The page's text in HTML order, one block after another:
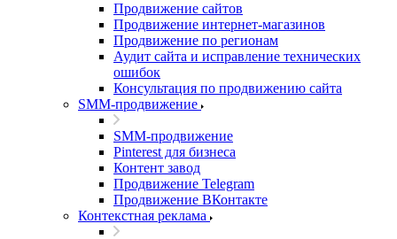
Продвижение сайтов
Продвижение интернет-магазинов
Продвижение по регионам
Аудит сайта и исправление технических
ошибок
Консультация по продвижению сайта
SMM-продвижение
SMM-продвижение
Pinterest для бизнеса
Контент завод
Продвижение Telegram
Продвижение ВКонтакте
Контекстная реклама